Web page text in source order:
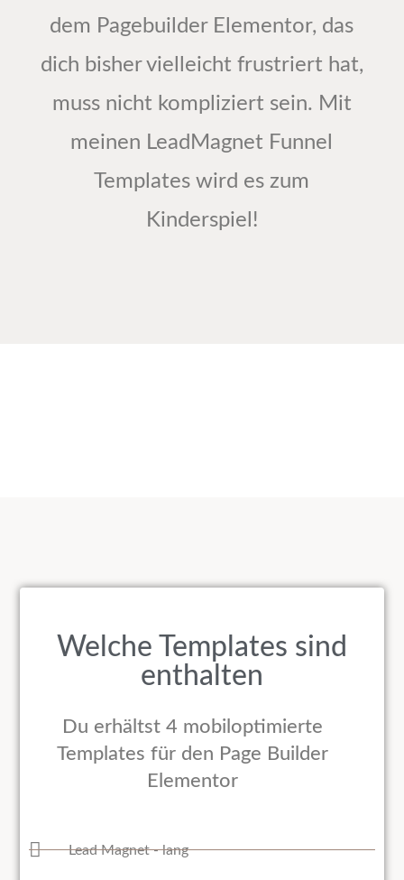
dem Pagebuilder Elementor, das
dich bisher vielleicht frustriert hat,
muss nicht kompliziert sein. Mit
meinen LeadMagnet Funnel
Templates wird es zum
Kinderspiel!
Welche Templates sind
enthalten
Du erhältst 4 mobiloptimierte
Templates für den Page Builder
Elementor
Lead Magnet - lang